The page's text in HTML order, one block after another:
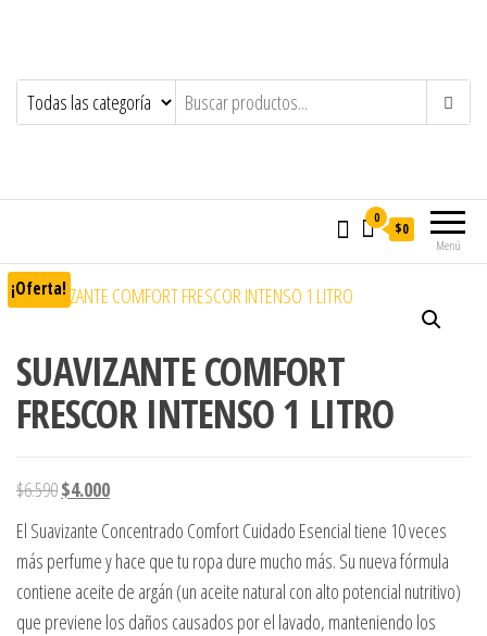
Menú
0
$0
¡Oferta!
SUAVIZANTE COMFORT
FRESCOR INTENSO 1 LITRO
$6.590El precio original era: $6.590.
$4.000El precio actual es: $4.000.
El Suavizante Concentrado Comfort Cuidado Esencial tiene 10 veces
más perfume y hace que tu ropa dure mucho más. Su nueva fórmula
contiene aceite de argán (un aceite natural con alto potencial nutritivo)
que previene los daños causados por el lavado, manteniendo los